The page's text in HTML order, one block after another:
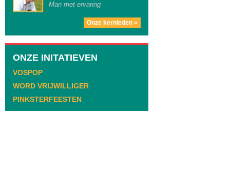
Man met ervaring
Onze kernleden »
ONZE INITATIEVEN
VOSPOP
WORD VRIJWILLIGER
PINKSTERFEESTEN